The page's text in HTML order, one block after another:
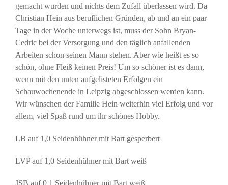
gemacht wurden und nichts dem Zufall überlassen wird. Da
Christian Hein aus beruflichen Gründen, ab und an ein paar
Tage in der Woche unterwegs ist, muss der Sohn Bryan-
Cedric bei der Versorgung und den täglich anfallenden
Arbeiten schon seinen Mann stehen. Aber wie heißt es so
schön, ohne Fleiß keinen Preis! Um so schöner ist es dann,
wenn mit den unten aufgelisteten Erfolgen ein
Schauwochenende in Leipzig abgeschlossen werden kann.
Wir wünschen der Familie Hein weiterhin viel Erfolg und vor
allem, viel Spaß rund um ihr schönes Hobby.
LB auf 1,0 Seidenhühner mit Bart gesperbert
LVP auf 1,0 Seidenhühner mit Bart weiß
JSB auf 0,1 Seidenhühner mit Bart weiß